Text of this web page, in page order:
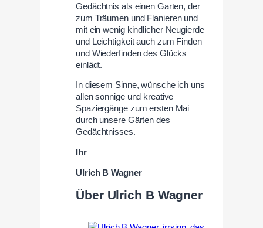
Gedächtnis als einen Garten, der
zum Träumen und Flanieren und
mit ein wenig kindlicher Neugierde
und Leichtigkeit auch zum Finden
und Wiederfinden des Glücks
einlädt.
In diesem Sinne, wünsche ich uns
allen sonnige und kreative
Spaziergänge zum ersten Mai
durch unsere Gärten des
Gedächtnisses.
Ihr
Ulrich B Wagner
Über Ulrich B Wagner